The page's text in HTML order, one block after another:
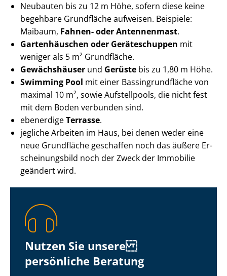
Neubauten bis zu 12 m Höhe, sofern diese keine
begehbare Grundfläche aufweisen. Beispiele:
Maibaum, Fahnen- oder Antennenmast.
Gartenhäuschen oder Geräteschuppen mit
weniger als 5 m² Grundfläche.
Gewächshäuser und Gerüste bis zu 1,80 m Höhe.
Swimming Pool mit einer Bas­sing­rund­flä­che von
maximal 10 m², sowie Aufstellpools, die nicht fest
mit dem Boden verbunden sind.
ebenerdigeTerrasse.
jegliche Arbeiten im Haus, bei denen weder eine
neue Grundfläche geschaffen noch das äußere Er­
schei­nungs­bild noch der Zweck der Immobilie
geändert wird.
Nutzen Sie unsere
persönliche Beratung